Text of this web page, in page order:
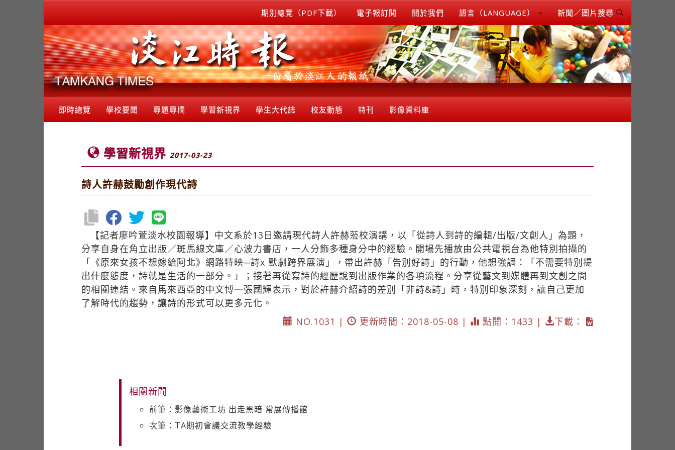
期別總覽（PDF下載） 電子報訂閱 關於我們 語言（LANGUAGE） 新聞／圖片搜尋
即時總覽 學校要聞 專題專欄 學習新視界 學生大代誌 校友動態 特刊 影像資料庫
學習新視界 2017-03-23
詩人許赫鼓勵創作現代詩
【記者廖吟萱淡水校園報導】中文系於13日邀請現代詩人許赫蒞校演講，以「從詩人到詩的編輯/出版/文創人」為題，
分享自身在角立出版／斑馬線文庫／心波力書店，一人分飾多種身分中的經驗。開場先播放由公共電視台為他特別拍攝的
「《原來女孩不想嫁給阿北》網路特映─詩x 默劇跨界展演」，帶出許赫「告別好詩」的行動，他想強調：「不需要特別提
出什麼態度，詩就是生活的一部分。」；接著再從寫詩的經歷說到出版作業的各項流程。分享從藝文到媒體再到文創之間
的相關連結。來自馬來西亞的中文博一張國輝表示，對於許赫介紹詩的差別「非詩&詩」時，特別印象深刻，讓自己更加
了解時代的趨勢，讓詩的形式可以更多元化。
NO.1031 |
更新時間：2018-05-08 | 點閱：1433 | 下載：
相關新聞
前筆：影像藝術工坊 出走黑暗 常展傳播館
次筆：TA期初會議交流教學經驗